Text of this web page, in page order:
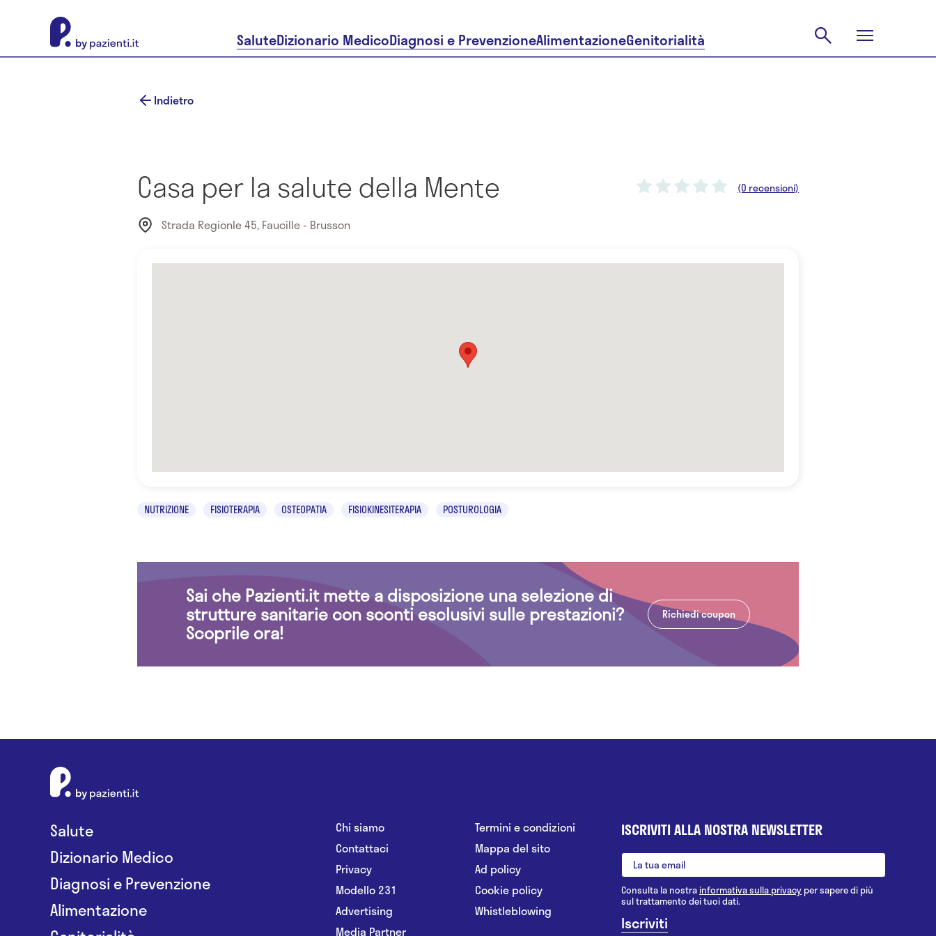
SaluteDizionario MedicoDiagnosi e PrevenzioneAlimentazioneGenitorialità
Indietro
Casa per la salute della Mente (0 recensioni)
Strada Regionle 45, Faucille - Brusson
NUTRIZIONE FISIOTERAPIA OSTEOPATIA FISIOKINESITERAPIA POSTUROLOGIA
Sai che Pazienti.it mette a disposizione una selezione di
strutture sanitarie con sconti esclusivi sulle prestazioni?
Scoprile ora!
Richiedi coupon
Salute
Dizionario Medico
Diagnosi e Prevenzione
Alimentazione
Chi siamo
Contattaci
Privacy
Modello 231
Advertising
Media Partner
Termini e condizioni
Mappa del sito
Ad policy
Cookie policy
Whistleblowing
ISCRIVITI ALLA NOSTRA NEWSLETTER
Consulta la nostrainformativa sulla privacy per sapere di più
sul trattamento dei tuoi dati.